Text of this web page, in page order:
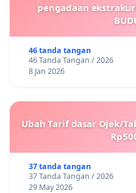
pengadaan
46 tanda tangan
46 Tanda Tangan / 2026
8 Jan 2026
Ubah Tarif dasar Ojek/
37 tanda tangan
37 Tanda Tangan / 2026
29 May 2026